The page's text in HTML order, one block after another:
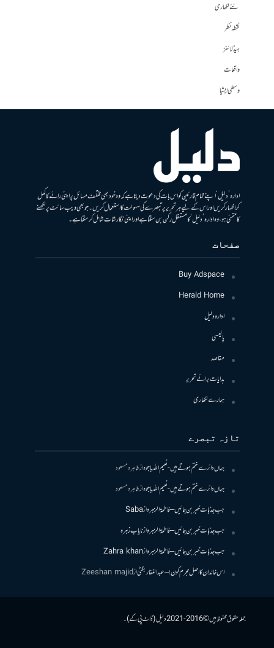
نئے لکھاری
نقطہ نظر
ہیڈلائنز
واقعات
وسطی ایشیا
ادارہ ’دلیل‘ اپنے تمام قارئین کو اس بات کی دعوت دیتا ہے کہ وہ خود بھی مختلف مسائل پر اپنی رائے کا کھل
کر اظہار کریں اور اس کے لیے ہر تحریر پر تبصرے کی سہولت کا استعمال کریں۔ جو بھی ویب سائٹ پر لکھنے
کا متمنی ہو، وہ ادارہ ’دلیل‘ کا مستقل رکن بن سکتا ہے اور اپنی نگارشات شامل کرسکتا ہے۔
صفحات
Buy Adspace
Herald Home
ادارہ دلیل
پالیسی
مقاصد
ہدایات برائے تحریر
ہمارے لکھاری
تازہ تبصرے
جہاں دائرے ختم ہوتے ہیں- نعیم اللہ باجوہازطاہرہ مسعود
جہاں دائرے ختم ہوتے ہیں- نعیم اللہ باجوہازطاہرہ مسعود
جب جذبات خبر بن جائیں – فاطمۃالزہرہازSaba
جب جذبات خبر بن جائیں – فاطمۃالزہرہازنایاب زہرہ
جب جذبات خبر بن جائیں – فاطمۃالزہرہازZahra khan
اس خاندان کا اصل مجرم کون! – عبدالغفار بگٹیازZeeshan majid
جملہ حقوق محفوظ ہیں © 2016-2021 دلیل (ڈاٹ پی کے)۔